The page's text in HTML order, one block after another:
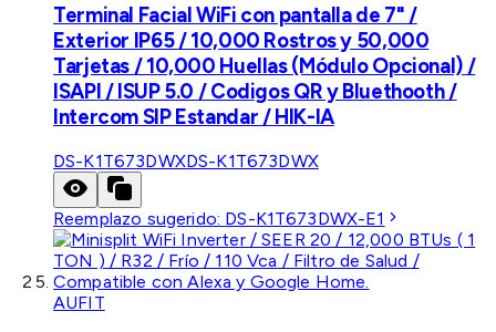
Terminal Facial WiFi con pantalla de 7" /
Exterior IP65 / 10,000 Rostros y 50,000
Tarjetas / 10,000 Huellas (Módulo Opcional) /
ISAPI / ISUP 5.0 / Codigos QR y Bluethooth /
Intercom SIP Estandar / HIK-IA
DS-K1T673DWXDS-K1T673DWX
Reemplazo sugerido: DS-K1T673DWX-E1
AUFIT